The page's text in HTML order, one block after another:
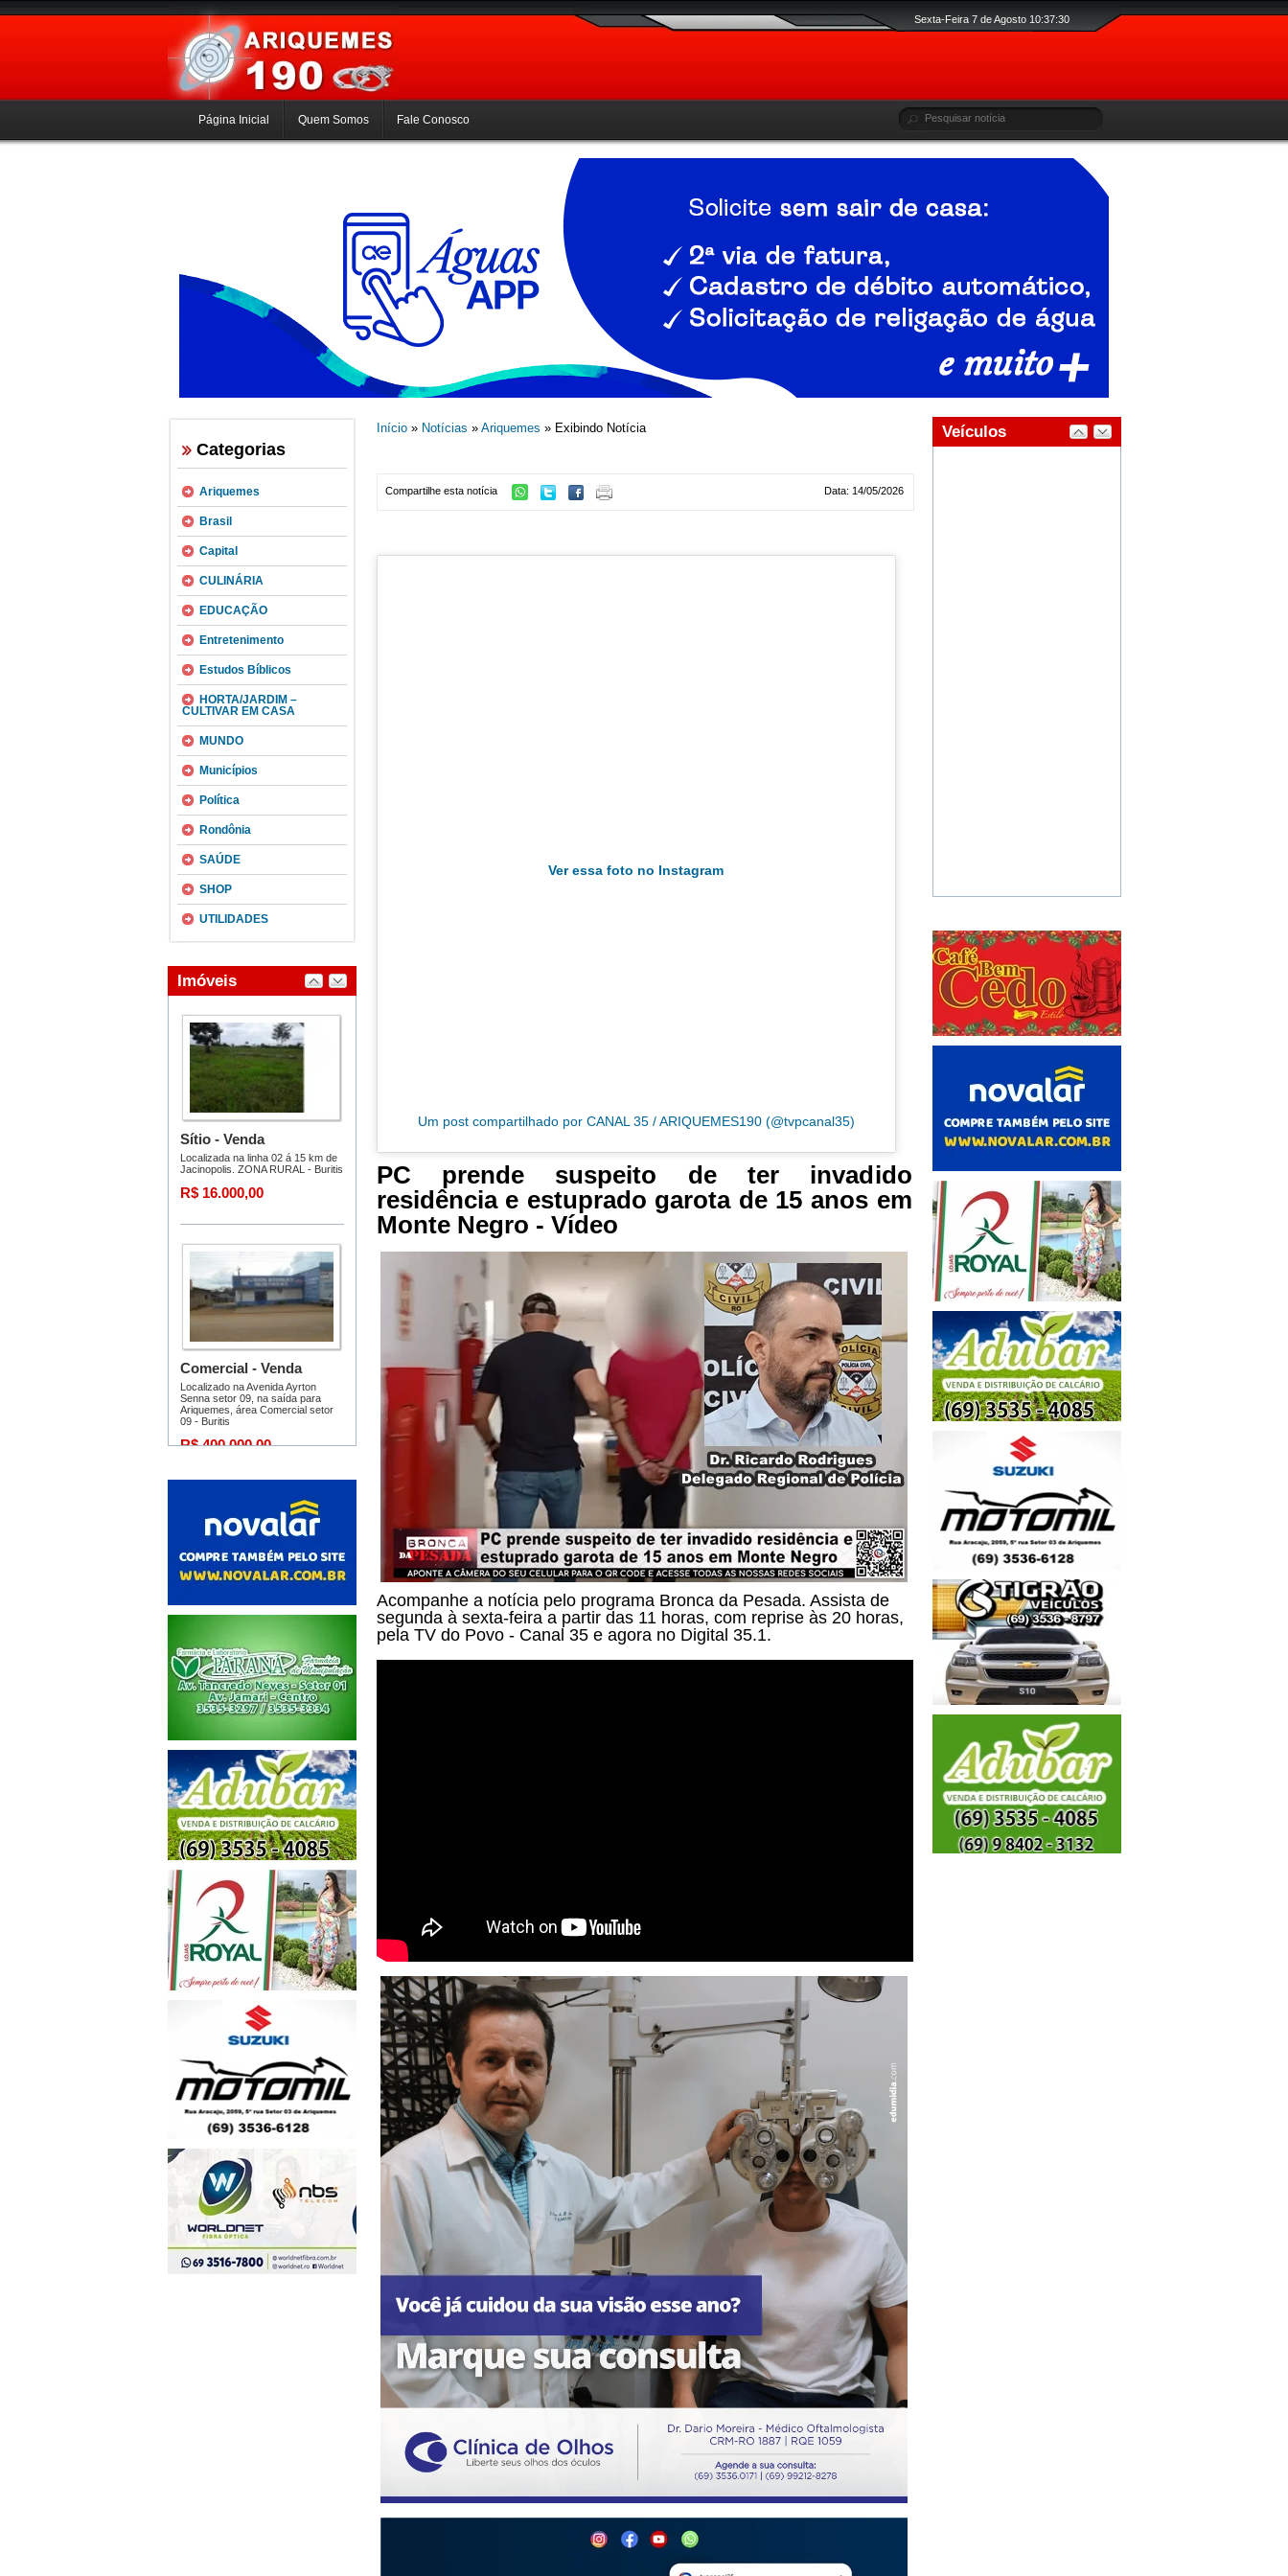
Sexta-Feira 7 de Agosto 10:37:31
Página Inicial Quem Somos Fale Conosco
Categorias
Ariquemes
Brasil
Capital
CULINÁRIA
EDUCAÇÃO
Entretenimento
Estudos Bíblicos
HORTA/JARDIM –
CULTIVAR EM CASA
MUNDO
Municípios
Política
Rondônia
SAÚDE
SHOP
UTILIDADES
Início» Notícias » Ariquemes » Exibindo Notícia
Data: 14/05/2026
Compartilhe esta notícia
Ver essa foto no Instagram
Um post compartilhado por CANAL 35 / ARIQUEMES190 (@tvpcanal35)
PC prende suspeito de ter invadido
residência e estuprado garota de 15 anos em
Monte Negro - Vídeo
Acompanhe a notícia pelo programaBronca da Pesada. Assista de
segunda à sexta-feira a partir das 11 horas, com reprise às 20 horas,
pela TV do Povo - Canal 35 e agora no Digital 35.1.